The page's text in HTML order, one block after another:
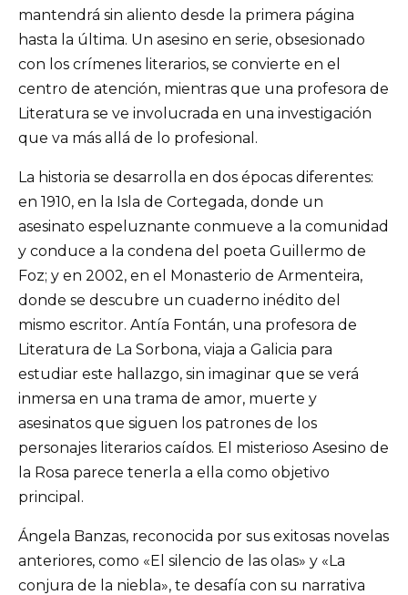
mantendrá sin aliento desde la primera página
hasta la última. Un asesino en serie, obsesionado
con los crímenes literarios, se convierte en el
centro de atención, mientras que una profesora de
Literatura se ve involucrada en una investigación
que va más allá de lo profesional.
La historia se desarrolla en dos épocas diferentes:
en 1910, en la Isla de Cortegada, donde un
asesinato espeluznante conmueve a la comunidad
y conduce a la condena del poeta Guillermo de
Foz; y en 2002, en el Monasterio de Armenteira,
donde se descubre un cuaderno inédito del
mismo escritor. Antía Fontán, una profesora de
Literatura de La Sorbona, viaja a Galicia para
estudiar este hallazgo, sin imaginar que se verá
inmersa en una trama de amor, muerte y
asesinatos que siguen los patrones de los
personajes literarios caídos. El misterioso Asesino de
la Rosa parece tenerla a ella como objetivo
principal.
Ángela Banzas, reconocida por sus exitosas novelas
anteriores, como «El silencio de las olas» y «La
conjura de la niebla», te desafía con su narrativa